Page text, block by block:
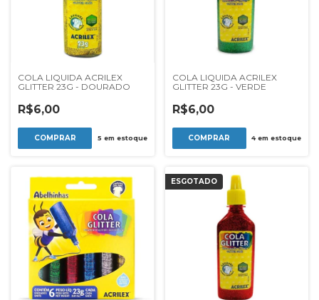
COLA LIQUIDA ACRILEX
GLITTER 23G - DOURADO
R$6,00
5 em estoque
COLA LIQUIDA ACRILEX
GLITTER 23G - VERDE
R$6,00
4em estoque
ESGOTADO